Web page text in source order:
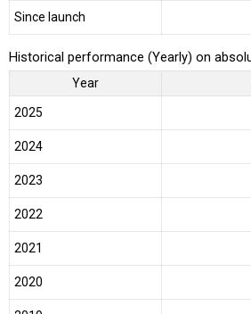
Since launch
Historical performance (Yearly) on
Year
2025
2024
2023
2022
2021
2020